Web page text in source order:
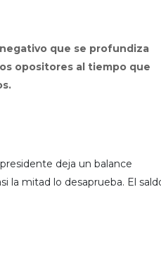
que se profundiza
opositores al tiempo que
deja un balance
la mitad lo desaprueba. El